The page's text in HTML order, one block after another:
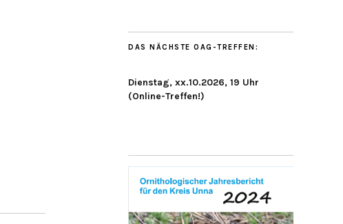
DAS NÄCHSTE OAG-TREFFEN:
Dienstag, xx.10.2026, 19 Uhr
(Online-Treffen!)